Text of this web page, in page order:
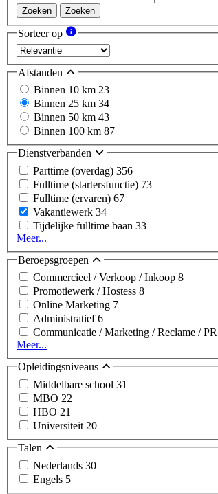
Zoeken Zoeken
Sorteer op
Afstanden
Binnen 10 km 23
Binnen 25 km 34
Binnen 50 km 43
Binnen 100 km 87
Dienstverbanden
Parttime (overdag) 356
Fulltime (startersfunctie) 73
Fulltime (ervaren) 67
Vakantiewerk 34
Tijdelijke fulltime baan 33
Meer...
Beroepsgroepen
Commercieel / Verkoop / Inkoop 8
Promotiewerk / Hostess 8
Online Marketing 7
Administratief6
Communicatie / Marketing / Reclame / PR
Meer...
Opleidingsniveaus
Middelbare school 31
MBO 22
HBO 21
Universiteit 20
Talen
Nederlands 30
Engels 5